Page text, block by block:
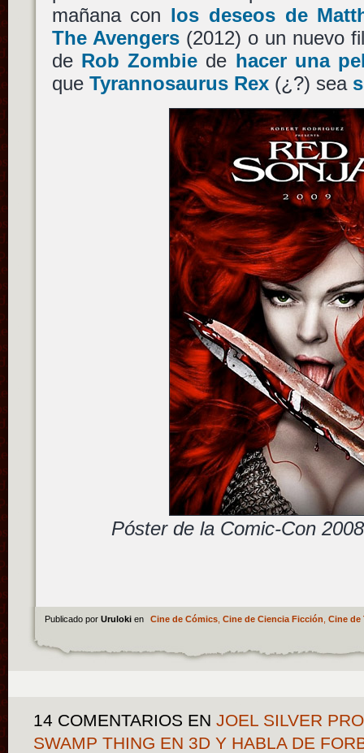
mañana con los deseos de
The Avengers(2012) o un nuevo
de Rob Zombie de hacer una
que Tyrannosaurus Rex(¿?) sea
Póster de la Comic-Con
Publicado por Uruloki en Cine de Cómics, Cine de Ciencia Ficción Cine de
14 COMENTARIOS EN JOEL SILVER
SWAMP THING EN 3D Y HABLA DE